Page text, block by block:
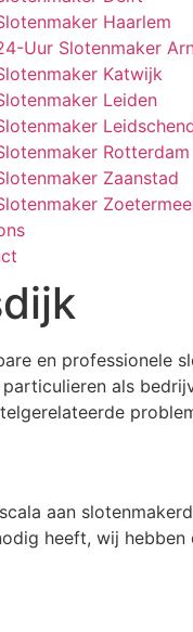
Haarlem
Uur Slotenmaker
Katwijk
Leiden
Rotterdam
Zaanstad
en professionele
als
aan
heeft, wij